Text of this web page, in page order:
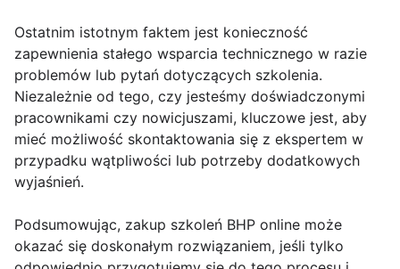
Ostatnim istotnym faktem jest konieczność
zapewnienia stałego wsparcia technicznego w razie
problemów lub pytań dotyczących szkolenia.
Niezależnie od tego, czy jesteśmy doświadczonymi
pracownikami czy nowicjuszami, kluczowe jest, aby
mieć możliwość skontaktowania się z ekspertem w
przypadku wątpliwości lub potrzeby dodatkowych
wyjaśnień.
Podsumowując, zakup szkoleń BHP online może
okazać się doskonałym rozwiązaniem, jeśli tylko